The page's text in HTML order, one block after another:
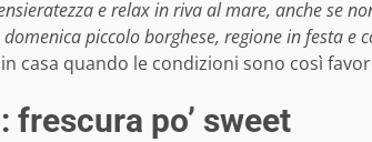
e relax in riva al mare, anche se
piccolo borghese, regione in festa e
casa quando le condizioni sono così
frescura po’ sweet